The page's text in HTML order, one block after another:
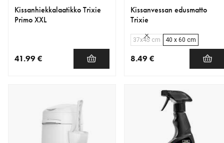
Kissanhiekkalaatikko Trixie
Primo XXL
41.99 €
Kissanvessan edusmatto
Trixie
37x45 cm 40 x 60 cm
8.49 €